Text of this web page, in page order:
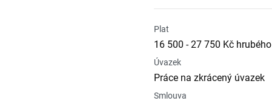
Plat
16 500 - 27 750 Kč hrubého
Úvazek
Práce na zkrácený úvazek
Smlouva